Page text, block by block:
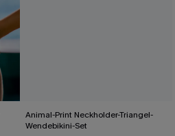
Animal-Print Neckholder-Triangel-
Wendebikini-Set